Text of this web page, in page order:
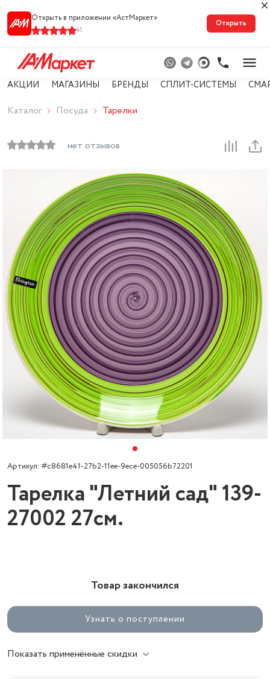
Открыть в приложении «АстМарке‪т‬»
41
Открыть
АКЦИИ МАГАЗИНЫ БРЕНДЫ СПЛИТ-СИСТЕМЫ
Каталог Посуда Тарелки
нет отзывов
Артикул: #c8681e41-27b2-11ee-9ece-005056b72201
Тарелка "Летний сад" 139-
27002 27см.
Товар закончился
Узнать о поступлении
Показать применённые скидки